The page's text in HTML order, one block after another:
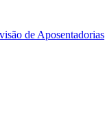
de Aposentadorias